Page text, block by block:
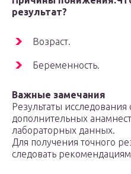
результат?
Возраст.
Беременность.
Важные замечания
Результаты
дополнительных
лабораторных данных.
Для получения точного
следовать